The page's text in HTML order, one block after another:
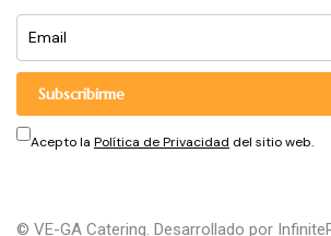
Subscribirme
Acepto la Política de Privacidad del sitio web.
© VE-GA Catering. Desarrollado por